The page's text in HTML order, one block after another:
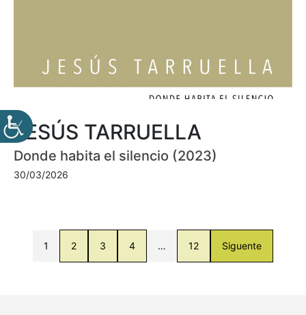
JESÚS TARRUELLA
Donde habita el silencio (2023)
30/03/2026
1 2 3 4 … 12 Siguente